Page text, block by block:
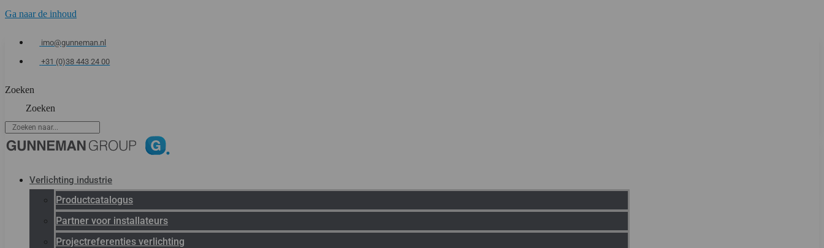
Ga naar de inhoud
imo@gunneman.nl
+31 (0)38 443 24 00
Zoeken
Zoeken
Verlichting industrie
Productcatalogus
Partner voor installateurs
Projectreferenties verlichting